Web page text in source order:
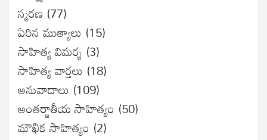
స్మరణ (77)
ఏరిన ముత్యాలు (15)
సాహిత్య విమర్శ (3)
సాహిత్య వార్తలు (18)
అనువాదాలు (109)
అంతర్జాతీయ సాహిత్యం (50)
మౌఖిక సాహిత్యం (2)